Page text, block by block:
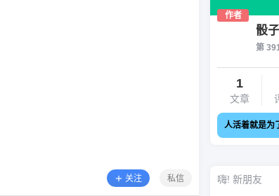
关注 私信
作者
骰子
第
1
文章
人活着就是为
嗨! 新朋友